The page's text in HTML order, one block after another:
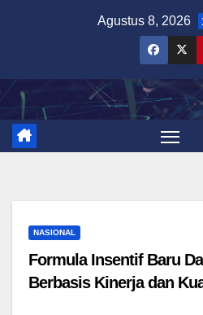
Agustus 8, 2026
NASIONAL
Formula Insentif Baru
Berbasis Kinerja dan